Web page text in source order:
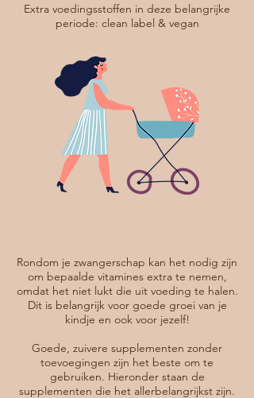
Extra voedingsstoffen in deze belangrijke
periode: clean label & vegan
Rondom je zwangerschap kan het nodig zijn
om bepaalde vitamines extra te nemen,
omdat het niet lukt die uit voeding te halen.
Dit is belangrijk voor goede groei van je
kindje en ook voor jezelf!
Goede, zuivere supplementen zonder
toevoegingen zijn het beste om te
gebruiken. Hieronder staan de
supplementen die het allerbelangrijkst zijn.